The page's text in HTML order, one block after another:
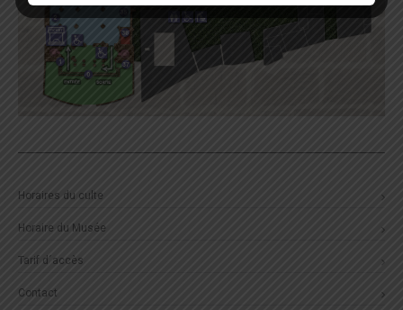
Horaires du culte
Horaire du Musée
Tarif d´accès
Contact